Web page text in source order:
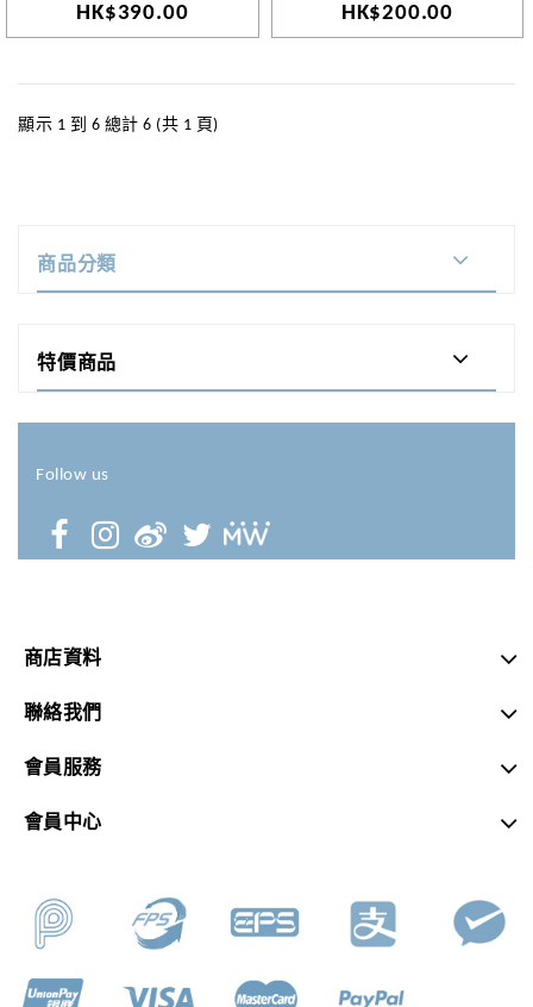
HK$390.00 HK$200.00
顯示 1 到 6 總計 6 (共 1 頁)
商品分類
特價商品
Follow us
商店資料
聯絡我們
會員服務
會員中心